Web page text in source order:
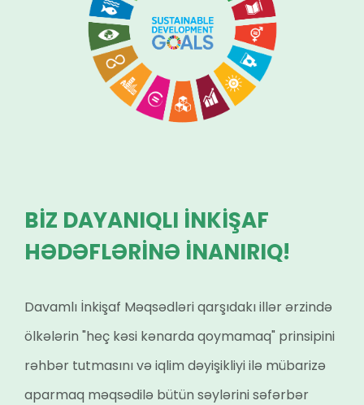
BİZ DAYANIQLI İNKİŞAF
HƏDƏFLƏRİNƏ İNANIRIQ!
Davamlı İnkişaf Məqsədləri qarşıdakı illər ərzində
ölkələrin "heç kəsi kənarda qoymamaq" prinsipini
rəhbər tutmasını və iqlim dəyişikliyi ilə mübarizə
aparmaq məqsədilə bütün səylərini səfərbər